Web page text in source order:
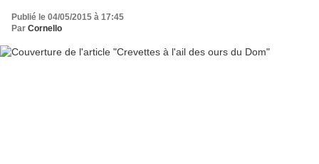
Publié le 04/05/2015 à 17:45
Par Cornello